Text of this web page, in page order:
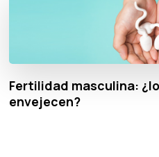
Fertilidad masculina:
envejecen?